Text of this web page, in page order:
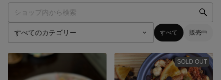
すべて 販売中
SOLD OUT